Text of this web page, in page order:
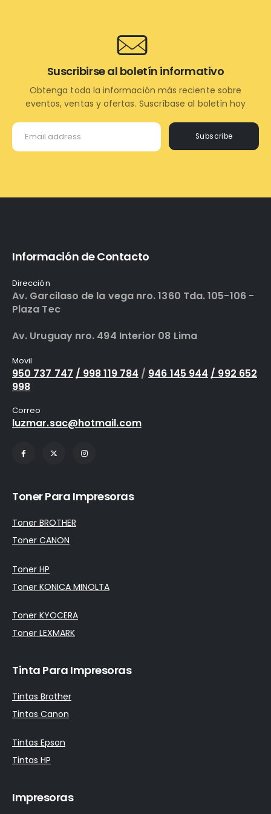
Subscribe
Suscribirse al boletín informativo
Obtenga toda la información más reciente sobre
eventos, ventas y ofertas. Suscríbase al boletín hoy
Información de Contacto
Dirección
Av. Garcilaso de la vega nro. 1360 Tda. 105-106 -
Plaza Tec
Av. Uruguay nro. 494 Interior 08 Lima
Movil
950 737 747 / 998 119 784 / 946 145 944 / 992 652
998
Correo
luzmar.sac@hotmail.com
Toner Para Impresoras
Toner BROTHER
Toner CANON
Toner HP
Toner KONICA MINOLTA
Toner KYOCERA
Toner LEXMARK
Tinta Para Impresoras
Tintas Brother
Tintas Canon
Tintas Epson
Tintas HP
Impresoras